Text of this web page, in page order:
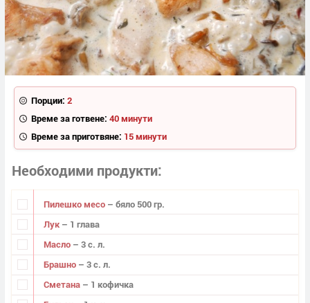
Порции: 2
Време за готвене: 40 минути
Време за приготвяне: 15 минути
Необходими продукти
Пилешко месо – бяло 500 гр.
Лук – 1 глава
Масло – 3 с. л.
Брашно – 3 с. л.
Сметана – 1 кофичка